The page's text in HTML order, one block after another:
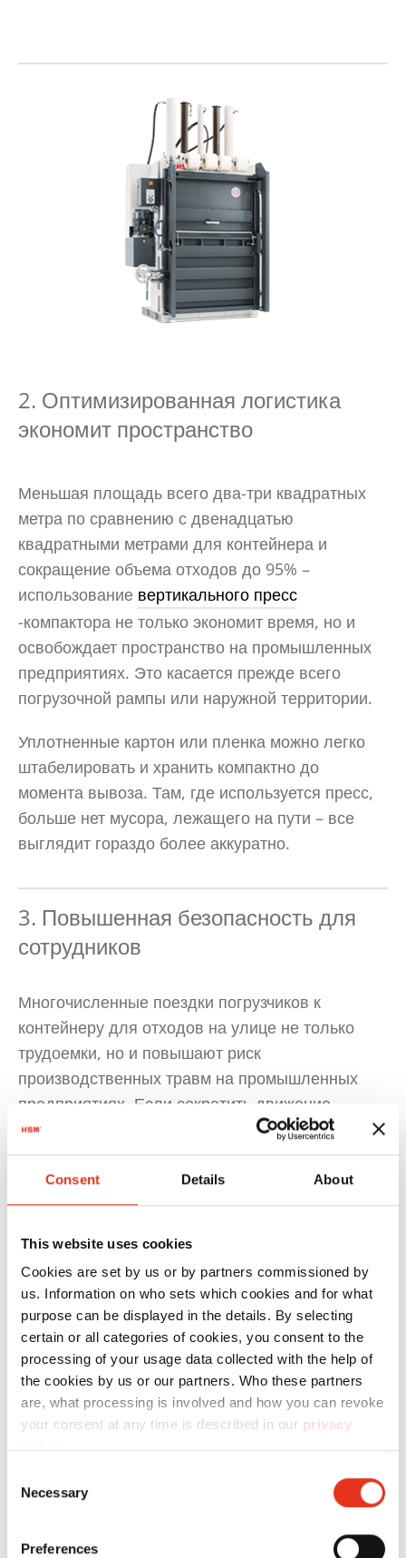
Consent Details About
This website uses cookies
Cookies are set by us or by partners commissioned by
us. Information on who sets which cookies and for what
purpose can be displayed in the details. By selecting
certain or all categories of cookies, you consent to the
processing of your usage data collected with the help of
the cookies by us or our partners. Who these partners
are, what processing is involved and how you can revoke
your consent at any time is described in our privacy
Selection
Necessary
Preferences
2. Оптимизированная логистика
экономит пространство
Меньшая площадь всего два-три квадратных
метра по сравнению с двенадцатью
квадратными метрами для контейнера и
сокращение объема отходов до 95% –
использование вертикального пресс
-компактора не только экономит время, но и
освобождает пространство на промышленных
предприятиях. Это касается прежде всего
погрузочной рампы или наружной территории.
Уплотненные картон или пленка можно легко
штабелировать и хранить компактно до
момента вывоза. Там, где используется пресс,
больше нет мусора, лежащего на пути – все
выглядит гораздо более аккуратно.
3. Повышенная безопасность для
сотрудников
Многочисленные поездки погрузчиков к
контейнеру для отходов на улице не только
трудоемки, но и повышают риск
производственных травм на промышленных
предприятиях. Если сократить движение
погрузчиков, это также будет безопаснее для
сотрудников.
значительно снижает риск пожара по
сравнению с хранением в необработанном
виде. Использованиевертикальных пресс
-компакторов в логистике утилизации
обеспечивает, таким образом, дополнительный
уровень безопасности.